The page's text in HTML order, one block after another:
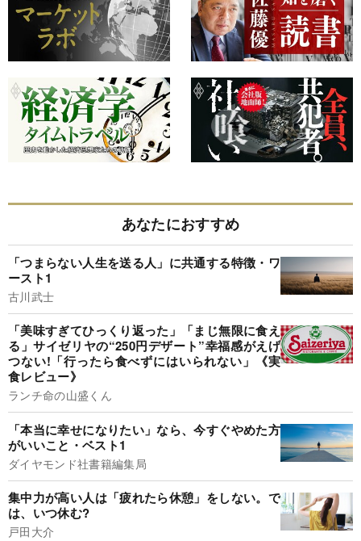
あなたにおすすめ
「つまらない人生を送る人」に共通する特徴・ワ
ースト1
古川武士
「美味すぎてひっくり返った」「まじ無限に食え
る」サイゼリヤの“250円デザート”幸福感がえげ
つない!「行ったら食べずにはいられない」《実
食レビュー》
ランチ命の山盛くん
「本当に幸せになりたい」なら、今すぐやめた方
がいいこと・ベスト1
ダイヤモンド社書籍編集局
集中力が高い人は「疲れたら休憩」をしない。で
は、いつ休む?
戸田大介